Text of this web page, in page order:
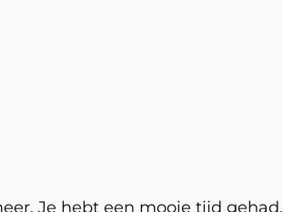
Je hebt een mooie tijd gehad,